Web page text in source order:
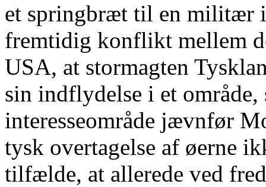
et springbræt til en militær
fremtidig konflikt mellem
USA, at stormagten
sin indflydelse i et
interesseområde jævnfør
tysk overtagelse af øerne
tilfælde, at allerede ved